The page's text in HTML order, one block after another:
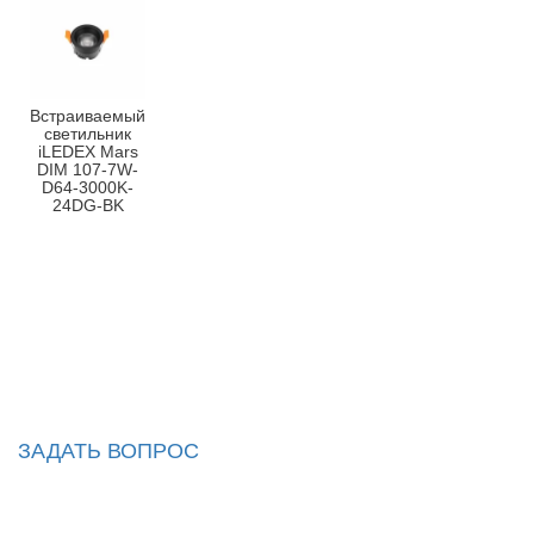
Встраиваемый
светильник
iLEDEX Mars
DIM 107-7W-
D64-3000K-
24DG-BK
ЗАДАТЬ ВОПРОС